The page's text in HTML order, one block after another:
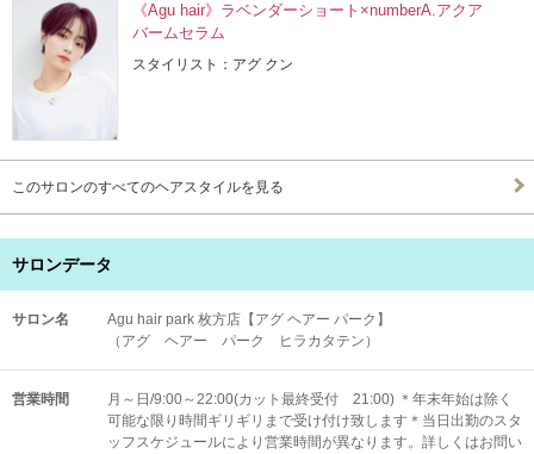
《Agu hair》ラベンダーショート×numberA.アクア
バームセラム
スタイリスト：アグ クン
このサロンのすべてのヘアスタイルを見る
サロンデータ
サロン名
Agu hair park 枚方店【アグ ヘアー パーク】
（アグ ヘアー パーク ヒラカタテン）
営業時間
月～日/9:00～22:00(カット最終受付 21:00) ＊年末年始は除く
可能な限り時間ギリギリまで受け付け致します＊当日出勤のスタ
ッフスケジュールにより営業時間が異なります。詳しくはお問い